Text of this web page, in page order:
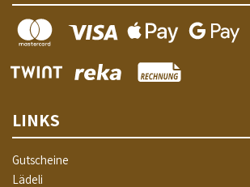
LINKS
Gutscheine
Lädeli